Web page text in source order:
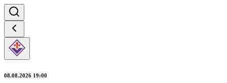
08.08.2026 19:00